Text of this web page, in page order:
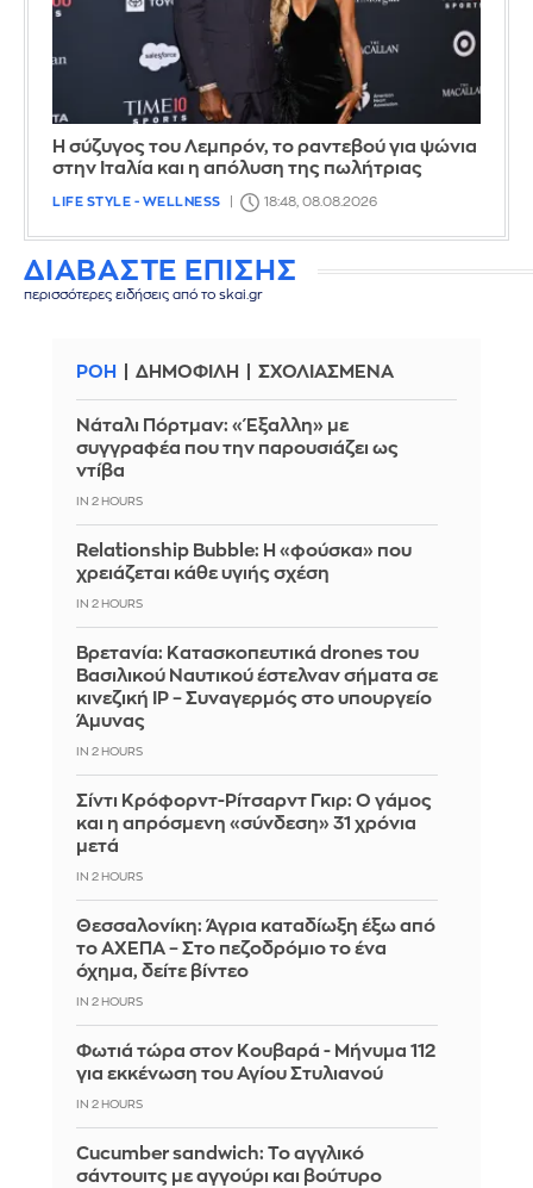
Η σύζυγος του Λεμπρόν, το ραντεβού για ψώνια
στην Ιταλία και η απόλυση της πωλήτριας
LIFE STYLE - WELLNESS 18:48, 08.08.2026
ΔΙΑΒΑΣΤΕ ΕΠΙΣΗΣ
περισσότερες ειδήσεις από το skai.gr
ΡΟΗ ΔΗΜΟΦΙΛΗ ΣΧΟΛΙΑΣΜΕΝΑ
Νάταλι Πόρτμαν: «Έξαλλη» με
συγγραφέα που την παρουσιάζει ως
ντίβα
IN 2 HOURS
Relationship Bubble: Η «φούσκα» που
χρειάζεται κάθε υγιής σχέση
IN 2 HOURS
Βρετανία: Κατασκοπευτικά drones του
Βασιλικού Ναυτικού έστελναν σήματα σε
κινεζική IP – Συναγερμός στο υπουργείο
Άμυνας
IN 2 HOURS
Σίντι Κρόφορντ-Ρίτσαρντ Γκιρ: Ο γάμος
και η απρόσμενη «σύνδεση» 31 χρόνια
μετά
IN 2 HOURS
Θεσσαλονίκη: Άγρια καταδίωξη έξω από
το ΑΧΕΠΑ – Στο πεζοδρόμιο το ένα
όχημα, δείτε βίντεο
IN 2 HOURS
Φωτιά τώρα στον Κουβαρά - Μήνυμα 112
για εκκένωση του Αγίου Στυλιανού
IN 2 HOURS
Cucumber sandwich: Το αγγλικό
σάντουιτς με αγγούρι και βούτυρο